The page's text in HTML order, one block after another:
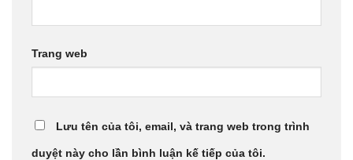
Trang web
Lưu tên của tôi, email, và trang web trong trình
duyệt này cho lần bình luận kế tiếp của tôi.